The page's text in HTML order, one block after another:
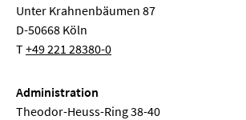
Unter Krahnenbäumen 87
D-50668 Köln
T+49 221 28380-0
Administration
Theodor-Heuss-Ring 38-40